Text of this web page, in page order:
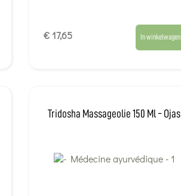
€ 17,65 In winkelwagen
Tridosha Massageolie 150 Ml - Ojas